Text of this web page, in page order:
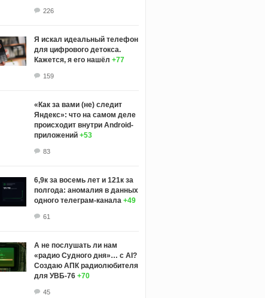
226
Я искал идеальный телефон
для цифрового детокса.
Кажется, я его нашёл +77
159
«Как за вами (не) следит
Яндекс»: что на самом деле
происходит внутри Android-
приложений +53
83
6,9к за восемь лет и 121к за
полгода: аномалия в данных
одного телеграм-канала +49
61
А не послушать ли нам
«радио Судного дня»… с AI?
Создаю АПК радиолюбителя
для УВБ-76 +70
45